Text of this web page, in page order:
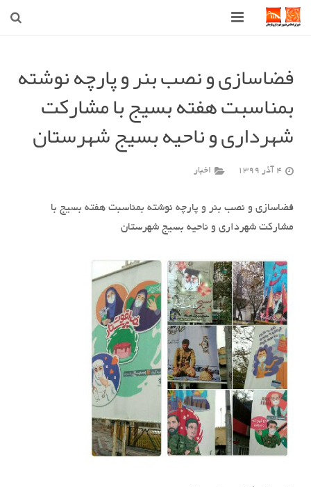
شهرداری
شورای اسلامی شهر قوچان
اخبار روز
قوچان
ارتباط با ما
فضاسازی و نصب بنر و پارچه نوشته
بمناسبت هفته بسیج با مشارکت
شهرداری و ناحیه بسیج شهرستان
4 آذر 1399 اخبار
فضاسازی و نصب بنر و پارچه نوشته بمناسبت هفته بسیج با
مشارکت شهرداری و ناحیه بسیج شهرستان